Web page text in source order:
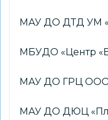
МАУ ДО ДТД УМ
МБУДО «Центр
МАУ ДО ГРЦ
МАУ ДО ДЮЦ